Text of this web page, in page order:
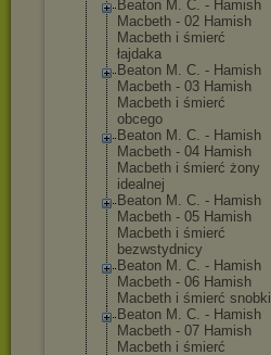
Beaton M. C. - Hamish
Macbeth - 02 Hamish
Macbeth i śmierć
łajdaka
Beaton M. C. - Hamish
Macbeth - 03 Hamish
Macbeth i śmierć
obcego
Beaton M. C. - Hamish
Macbeth - 04 Hamish
Macbeth i śmierć żony
idealnej
Beaton M. C. - Hamish
Macbeth - 05 Hamish
Macbeth i śmierć
bezwstydnicy
Beaton M. C. - Hamish
Macbeth - 06 Hamish
Macbeth i śmierć snobki
Beaton M. C. - Hamish
Macbeth - 07 Hamish
Macbeth i śmierć